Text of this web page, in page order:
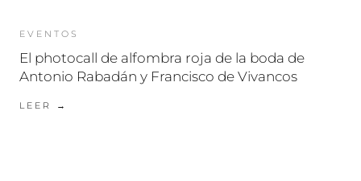
EVENTOS
El photocall de alfombra roja de la boda de
Antonio Rabadán y Francisco de Vivancos
LEER →